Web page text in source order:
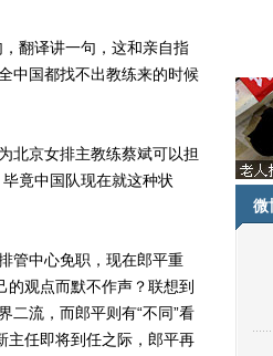
翻译讲一句，这和亲自指
中国都找不出教练来的时候
京女排主教练蔡斌可以担
竟中国队现在就这种状
中心免职，现在郎平重
的观点而默不作声？联想到
二流，而郎平则有“不同”看
主任即将到任之际，郎平再
微